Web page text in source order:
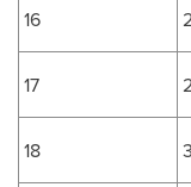
16
17
18